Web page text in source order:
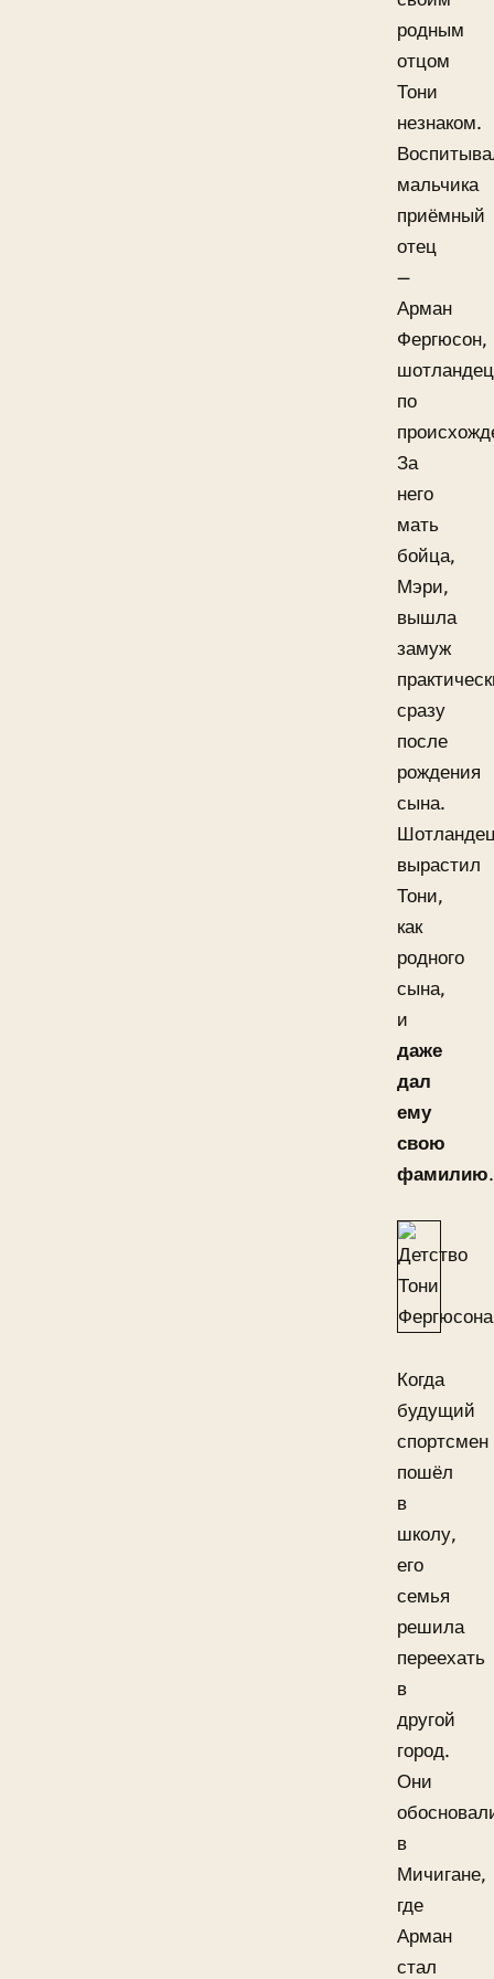
родным
отцом
Тони
незнаком.
мальчика
приёмный
отец
—
Арман
Фергюсон,
шотландец
по
За
него
мать
бойца,
Мэри,
вышла
замуж
сразу
после
рождения
сына.
вырастил
Тони,
как
родного
сына,
и
даже
дал
ему
свою
фамилию.
Когда
будущий
спортсмен
пошёл
в
школу,
его
семья
решила
переехать
в
другой
город.
Они
в
Мичигане,
где
Арман
стал